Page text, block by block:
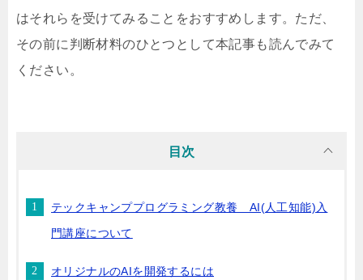
はそれらを受けてみることをおすすめします。ただ、
その前に判断材料のひとつとして本記事も読んでみて
ください。
目次
テックキャンププログラミング教養 AI(人工知能)入
門講座について
オリジナルのAIを開発するには